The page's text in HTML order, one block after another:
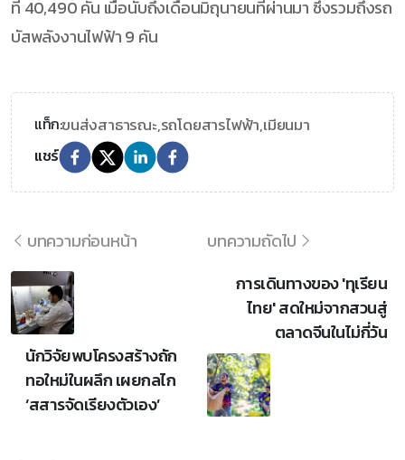
ที่ 40,490 คัน เมื่อนับถึงเดือนมิถุนายนที่ผ่านมา ซึ่งรวมถึงรถ
บัสพลังงานไฟฟ้า 9 คัน
แท็ก:ขนส่งสาธารณะ,รถโดยสารไฟฟ้า,เมียนมา
แชร์
บทความก่อนหน้า
นักวิจัยพบโครงสร้างถัก
ทอใหม่ในผลึก เผยกลไก
‘สสารจัดเรียงตัวเอง’
บทความถัดไป
การเดินทางของ 'ทุเรียน
ไทย' สดใหม่จากสวนสู่
ตลาดจีนในไม่กี่วัน